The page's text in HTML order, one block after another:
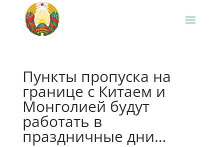
Пункты пропуска на
границе с Китаем и
Монголией будут
работать в
праздничные дни…